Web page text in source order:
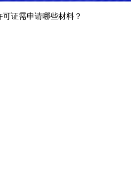
证需申请哪些材料？